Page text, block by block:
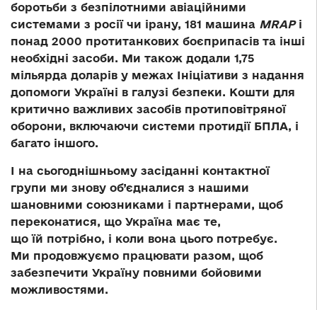
боротьби з безпілотними авіаційними
системами з росії чи ірану, 181 машина MRAPі
понад 2000 протитанкових боєприпасів та інші
необхідні засоби. Ми також додали 1,75
мільярда доларів у межах Ініціативи з надання
допомоги Україні в галузі безпеки. Кошти для
критично важливих засобів протиповітряної
оборони, включаючи системи протидії БПЛА, і
багато іншого.
І на сьогоднішньому засіданні контактної
групи ми знову об’єдналися з нашими
шановними союзниками і партнерами, щоб
переконатися, що Україна має те,
що їй потрібно, і коли вона цього потребує.
Ми продовжуємо працювати разом, щоб
забезпечити Україну повними бойовими
можливостями.